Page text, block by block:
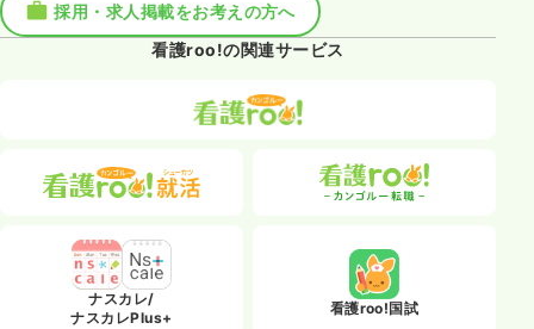
採用・求人掲載をお考えの方へ
看護roo!の関連サービス
ナスカレ/
ナスカレPlus+
看護roo!国試